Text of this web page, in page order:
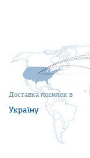
Доставка посилок в
Україну